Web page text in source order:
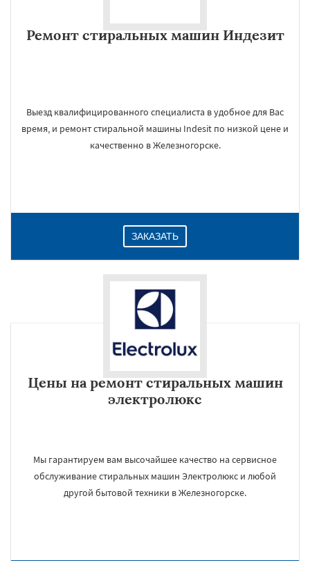
Ремонт стиральных машин Индезит
Выезд квалифицированного специалиста в удобное для Вас
время, и ремонт стиральной машины Indesit по низкой цене и
качественно в Железногорске.
ЗАКАЗАТЬ
Цены на ремонт стиральных машин
электролюкс
Мы гарантируем вам высочайшее качество на сервисное
обслуживание стиральных машин Электролюкс и любой
другой бытовой техники в Железногорске.